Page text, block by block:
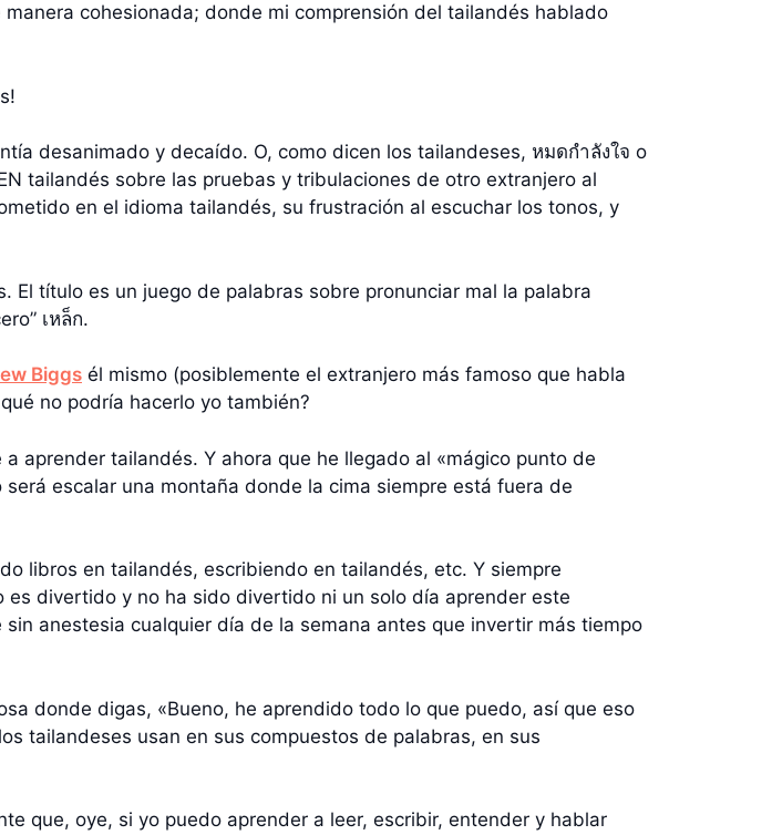
cohesionada; donde mi comprensión del tailandés hablado
desanimado y decaído. O, como dicen los tailandeses, หมดกำลังใจ o
tailandés sobre las pruebas y tribulaciones de otro extranjero al
en el idioma tailandés, su frustración al escuchar los tonos, y
El título es un juego de palabras sobre pronunciar mal la palabra
เหล็ก.
Biggs él mismo (posiblemente el extranjero más famoso que habla
no podría hacerlo yo también?
aprender tailandés. Y ahora que he llegado al «mágico punto de
escalar una montaña donde la cima siempre está fuera de
libros en tailandés, escribiendo en tailandés, etc. Y siempre
divertido y no ha sido divertido ni un solo día aprender este
anestesia cualquier día de la semana antes que invertir más tiempo
donde digas, «Bueno, he aprendido todo lo que puedo, así que eso
tailandeses usan en sus compuestos de palabras, en sus
que, oye, si yo puedo aprender a leer, escribir, entender y hablar